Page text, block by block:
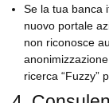
Se la tua banca
nuovo portale
non riconosce
ricerca “Fuzzy”